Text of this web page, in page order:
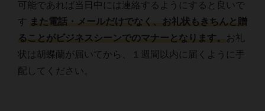
可能であれば当日中には連絡するようにすると良いで
す
また電話・メールだけでなく、お礼状もきちんと贈
ることがビジネスシーンでのマナーとなります。
お礼
状は胡蝶蘭が届いてから、１週間以内に届くように手
配してください。